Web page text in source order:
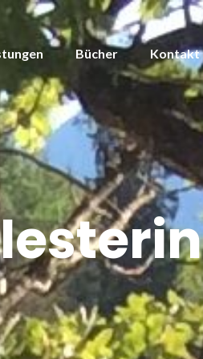
Bücher Kontakt